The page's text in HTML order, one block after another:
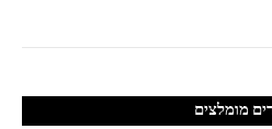
מומלצים